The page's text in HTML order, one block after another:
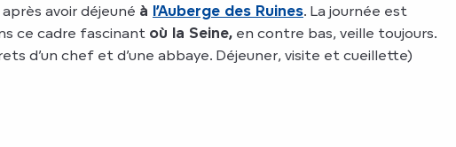
avoir déjeuné à l’Auberge des Ruines. La journée est
ce cadre fascinant où la Seine, en contre bas, veille toujours.
d’un chef et d’une abbaye. Déjeuner, visite et cueillette)